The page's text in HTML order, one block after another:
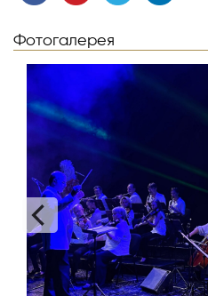
Фотогалерея